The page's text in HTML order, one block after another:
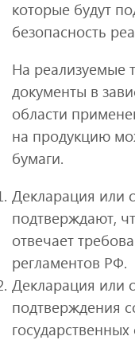
которые будут
безопасность
На реализуемые
документы в
области
на продукцию
бумаги.
Декларация или
подтверждают,
отвечает
регламентов РФ.
Декларация или
подтверждения